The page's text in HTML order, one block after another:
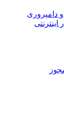
دامپروری